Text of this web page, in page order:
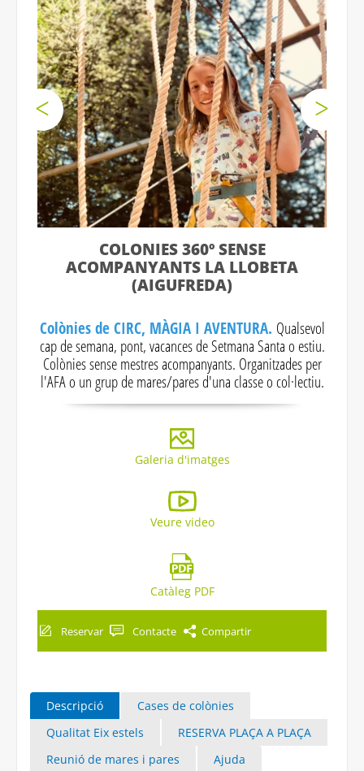
COLONIES 360º SENSE
ACOMPANYANTS LA LLOBETA
(AIGUFREDA)
Colònies de CIRC, MÀGIA I AVENTURA. Qualsevol
cap de semana, pont, vacances de Setmana Santa o estiu.
Colònies sense mestres acompanyants. Organitzades per
l'AFA o un grup de mares/pares d'una classe o col·lectiu.
Galeria d'imatges
Veure video
Catàleg PDF
Reservar Contacte Compartir
Descripció
Cases de colònies
Qualitat Eix estels
RESERVA PLAÇA A PLAÇA
Reunió de mares i pares
Ajuda